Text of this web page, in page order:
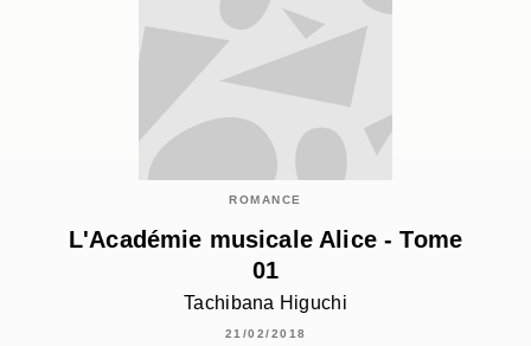
ROMANCE
L'Académie musicale Alice - Tome
01
Tachibana Higuchi
21/02/2018